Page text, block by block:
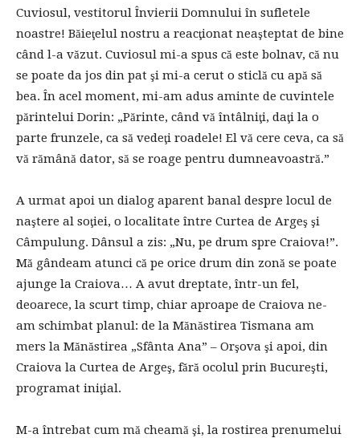
Cuviosul, vestitorul Învierii Domnului în sufletele
noastre! Băieţelul nostru a reacţionat neaşteptat de bine
când l-a văzut. Cuviosul mi-a spus că este bolnav, că nu
se poate da jos din pat şi mi-a cerut o sticlă cu apă să
bea. În acel moment, mi-am adus aminte de cuvintele
părintelui Dorin: „Părinte, când vă întâlniţi, daţi la o
parte frunzele, ca să vedeţi roadele! El vă cere ceva, ca să
vă rămână dator, să se roage pentru dumneavoastră.”
A urmat apoi un dialog aparent banal despre locul de
naştere al soţiei, o localitate între Curtea de Argeş şi
Câmpulung. Dânsul a zis: „Nu, pe drum spre Craiova!”.
Mă gândeam atunci că pe orice drum din zonă se poate
ajunge la Craiova… A avut dreptate, într-un fel,
deoarece, la scurt timp, chiar aproape de Craiova ne-
am schimbat planul: de la Mănăstirea Tismana am
mers la Mănăstirea „Sfânta Ana” – Orşova şi apoi, din
Craiova la Curtea de Argeş, fără ocolul prin Bucureşti,
programat iniţial.
M-a întrebat cum mă cheamă şi, la rostirea prenumelui